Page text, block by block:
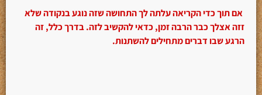
אם תוך כדי הקריאה עלתה לך התחושה שזה נוגע בנקודה שלא
זזה אצלך כבר הרבה זמן, כדאי להקשיב לזה. בדרך כלל, זה
הרגע שבו דברים מתחילים להשתנות.